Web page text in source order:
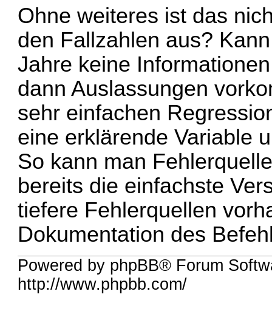
Ohne weiteres ist das
den Fallzahlen aus?
Jahre keine
dann Auslassungen
sehr einfachen
eine erklärende Variable
So kann man
bereits die einfachste
tiefere Fehlerquellen
Dokumentation des
Powered by phpBB® Forum
http://www.phpbb.com/